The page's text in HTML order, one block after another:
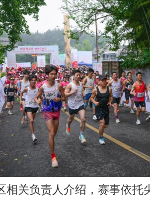
相关负责人介绍，赛事依托